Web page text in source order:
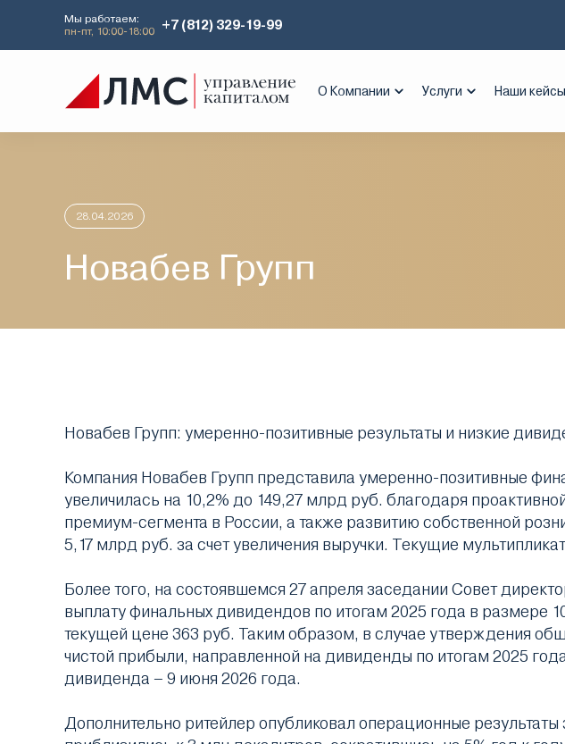
Мы работаем:
пн-пт, 10:00-18:00
+7 (812) 329-19-99
О Компании Услуги Наши кейсы
Главная Аналитика Идеи дня Новабев Групп
28.04.2026
Новабев Групп
Новабев Групп: умеренно-позитивные результаты и низкие
Компания Новабев Групп представила умеренно-позитивные
увеличилась на 10,2% до 149,27 млрд руб. благодаря
премиум-сегмента в России, а также развитию собственной
5,17 млрд руб. за счет увеличения выручки. Текущие
Более того, на состоявшемся 27 апреля заседании Совет
выплату финальных дивидендов по итогам 2025 года в размере
текущей цене 363 руб. Таким образом, в случае утверждения
чистой прибыли, направленной на дивиденды по итогам 2025
дивиденда – 9 июня 2026 года.
Дополнительно ритейлер опубликовал операционные